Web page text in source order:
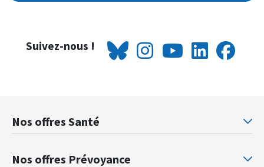
Suivez-nous !
Nos offres Santé
Mutuelle santé Retraités justice
Nos offres Prévoyance